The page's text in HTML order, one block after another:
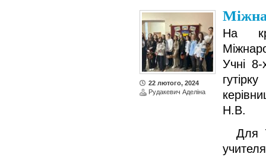
22 лютого, 2024
Рудакевич Аделіна
На
Учні 8-
Н.В.
Для